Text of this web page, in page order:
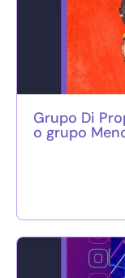
Grupo Di
o grupo